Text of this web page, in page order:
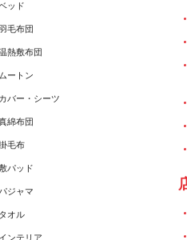
ッド
毛布団
熱敷布団
ムートン
カバー・シーツ
綿布団
毛布
パッド
パジャマ
タオル
インテリア